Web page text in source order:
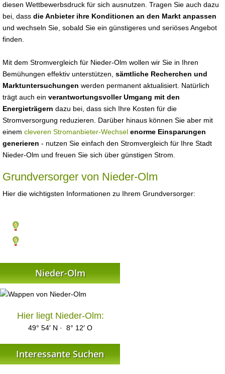
diesen Wettbewerbsdruck für sich ausnutzen. Tragen Sie auch dazu
bei, dass die Anbieter ihre Konditionen an den Markt anpassen
und wechseln Sie, sobald Sie ein günstigeres und seriöses Angebot
finden.
Mit dem Stromvergleich für Nieder-Olm wollen wir Sie in Ihren
Bemühungen effektiv unterstützen, sämtliche Recherchen und
Marktuntersuchungen werden permanent aktualisiert. Natürlich
trägt auch ein verantwortungsvoller Umgang mit den
Energieträgern dazu bei, dass sich Ihre Kosten für die
Stromversorgung reduzieren. Darüber hinaus können Sie aber mit
einem cleveren Stromanbieter-Wechsel enorme Einsparungen
generieren - nutzen Sie einfach den Stromvergleich für Ihre Stadt
Nieder-Olm und freuen Sie sich über günstigen Strom.
Grundversorger von Nieder-Olm
Hier die wichtigsten Informationen zu Ihrem Grundversorger:
Nieder-Olm
Hier liegt Nieder-Olm:
49° 54′ N · 8° 12′ O
Interessante Suchen